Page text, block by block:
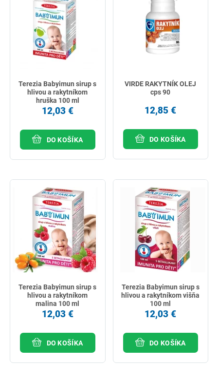
Terezia Babyimun sirup s
hlivou a rakytníkom
hruška 100 ml
12,03 €
DO KOŠÍKA
VIRDE RAKYTNÍK OLEJ
cps 90
12,85 €
DO KOŠÍKA
Terezia Babyimun sirup s
hlivou a rakytníkom
malina 100 ml
12,03 €
DO KOŠÍKA
Terezia Babyimun sirup s
hlivou a rakytníkom višňa
100 ml
12,03 €
DO KOŠÍKA